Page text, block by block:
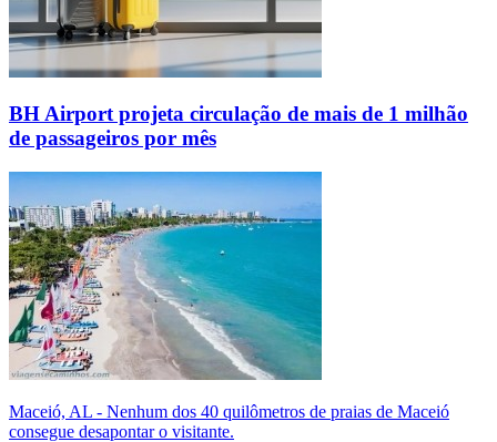
BH Airport projeta circulação de mais de 1 milhão
de passageiros por mês
Maceió, AL - Nenhum dos 40 quilômetros de praias de Maceió
consegue desapontar o visitante.